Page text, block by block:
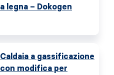
a legna – Dokogen
Caldaia a gassificazione
con modifica per